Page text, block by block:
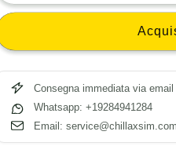
Consegna immediata via email
Whatsapp: +19284941284
Email: